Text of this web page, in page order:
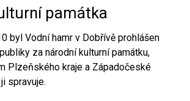
památka
byl Vodní hamr v Dobřívě prohlášen
za národní kulturní památku,
Plzeňského kraje a Západočeské
spravuje.